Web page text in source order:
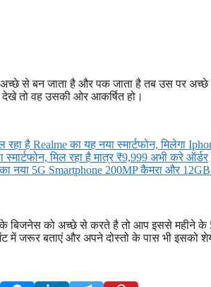
अच्छे से बन जाता है और पक जाता है तब उस पर
तो वह उसकी ओर आकर्षित हो।
रहा है Realme का यह नया स्मार्टफोन, मिलेगा
स्मार्टफोन, मिल रहा है मात्र ₹9,999 अभी करे ऑर्डर
नया 5G Smartphone 200MP कैमरा और
बिजनेस को अच्छे से करते है तो आप इससे महीने के
में जरूर बताएं और अपने दोस्तो के पास भी इसको